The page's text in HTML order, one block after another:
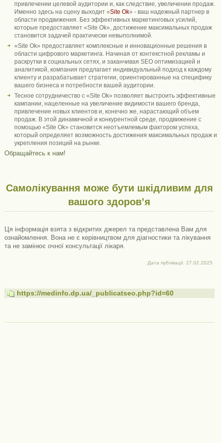
привлечении целевой аудитории и, как следствие, увеличении продаж.
Именно здесь на сцену выходит «Site Ok‎» - ваш надежный партнер в
области продвижения. Без эффективных маркетинговых усилий,
которые предоставляет «Site Ok‎», достижение максимальных продаж
становится задачей практически невыполнимой.
«Site Ok‎» предоставляет комплексные и инновационные решения в
области цифрового маркетинга. Начиная от контекстной рекламы и
раскрутки в социальных сетях, и заканчивая SEO оптимизацией и
аналитикой, компания предлагает индивидуальный подход к каждому
клиенту и разрабатывает стратегии, ориентированные на специфику
вашего бизнеса и потребности вашей аудитории.
Тесное сотрудничество с «Site Ok‎» позволяет выстроить эффективные
кампании, нацеленные на увеличение видимости вашего бренда,
привлечение новых клиентов и, конечно же, нарастающий объем
продаж. В этой динамичной и конкурентной среде, продвижение с
помощью «Site Ok‎» становится неотъемлемым фактором успеха,
который определяет возможность достижения максимальных продаж и
укрепления позиций на рынке.
Обращайтесь к нам!
Самолікування може бути шкідливим для
вашого здоров’я
Ця інформація взята з відкритих джерел та представлена ​​Вам для
ознайомлення. Вона не є керівництвом для діагностики та лікування
та не замінює очної консультації лікаря.
Дата публікації: 27.02.2025
https://medinfo.dp.ua/_publicatseo.php?id=60